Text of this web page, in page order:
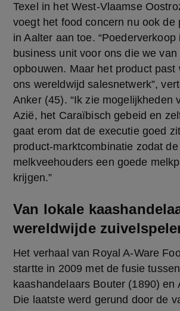
Texel in het West-Vlaamse
voegt het food concern nu ook de
in Aalter aan toe. “Poederverkoop
business unit voor ons die we van
opbouwen. Maar het product past
ons wereldwijd salesnetwerk”,
Anker (45). “Ik zie mogelijkheden
Azië, het Caraïbisch gebeid en
gaat erom dat de executie goed
product-marktcombinatie zodat de
melkveehouders een goede
krijgen.”
Van lokale
wereldwijde
Het verhaal van Royal A-Ware
startte in 2009 met de fusie
kaashandelaars Bouter (1890) en
Die laatste werd gerund door de